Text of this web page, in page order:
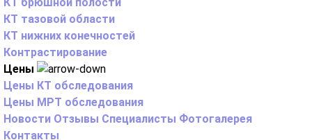
КТ тазовой области
КТ нижних конечностей
Контрастирование
Цены
Цены КТ обследования
Цены МРТ обследования
Новости Отзывы Специалисты Фотогалерея
Контакты